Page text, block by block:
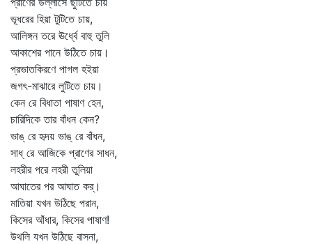
ভূধরের হিয়া টুটিতে চায়,
আলিঙ্গন তরে ঊর্ধ্বে বাহু তুলি
আকাশের পানে উঠিতে চায়।
প্রভাতকিরণে পাগল হইয়া
জগৎ-মাঝারে লুটিতে চায়।
কেন রে বিধাতা পাষাণ হেন,
চারিদিকে তার বাঁধন কেন?
ভাঙ্‌ রে হৃদয় ভাঙ্‌ রে বাঁধন,
সাধ্‌ রে আজিকে প্রাণের সাধন,
লহরীর পরে লহরী তুলিয়া
আঘাতের পর আঘাত কর্‌।
মাতিয়া যখন উঠিছে পরান,
কিসের আঁধার, কিসের পাষাণ!
উথলি যখন উঠিছে বাসনা,